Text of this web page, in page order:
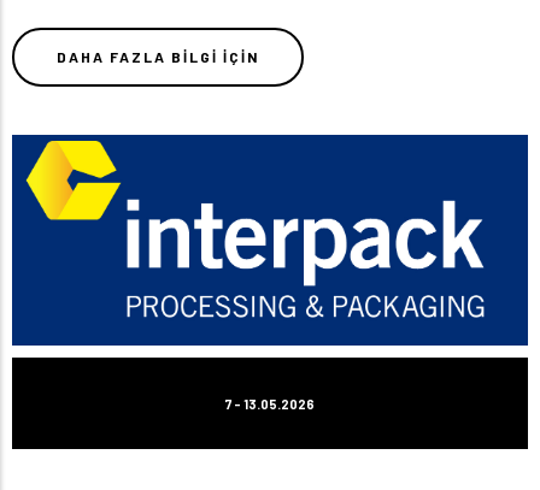
DAHA FAZLA BILGI IÇIN
7 - 13.05.2026